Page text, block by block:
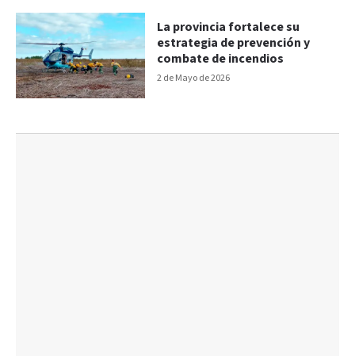
2 de Mayo de 2026
La provincia fortalece su
estrategia de prevención y
combate de incendios